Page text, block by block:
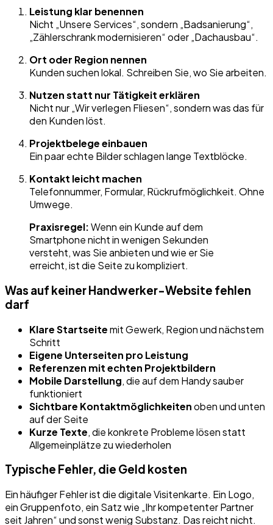
Leistung klar benennen
Nicht „Unsere Services“, sondern „Badsanierung“,
„Zählerschrank modernisieren“ oder „Dachausbau“.
Ort oder Region nennen
Kunden suchen lokal. Schreiben Sie, wo Sie arbeiten.
Nutzen statt nur Tätigkeit erklären
Nicht nur „Wir verlegen Fliesen“, sondern was das für
den Kunden löst.
Projektbelege einbauen
Ein paar echte Bilder schlagen lange Textblöcke.
Kontakt leicht machen
Telefonnummer, Formular, Rückrufmöglichkeit. Ohne
Umwege.
Praxisregel:Wenn ein Kunde auf dem
Smartphone nicht in wenigen Sekunden
versteht, was Sie anbieten und wie er Sie
erreicht, ist die Seite zu kompliziert.
Was auf keiner Handwerker-Website fehlen
darf
Klare Startseitemit Gewerk, Region und nächstem
Schritt
Eigene Unterseiten pro Leistung
Referenzen mit echten Projektbildern
Mobile Darstellung, die auf dem Handy sauber
funktioniert
Sichtbare Kontaktmöglichkeitenoben und unten
auf der Seite
Kurze Texte, die konkrete Probleme lösen statt
Allgemeinplätze zu wiederholen
Typische Fehler, die Geld kosten
Ein häufiger Fehler ist die digitale Visitenkarte. Ein Logo,
ein Gruppenfoto, ein Satz wie „Ihr kompetenter Partner
seit Jahren“ und sonst wenig Substanz. Das reicht nicht.